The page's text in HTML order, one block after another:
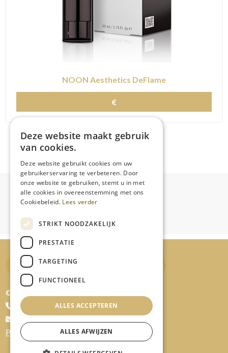
NOON Aesthetics DeFlame
€
Cadeaubon Destelbergen
© Bo.T
+32 479/73.96.66
Privacy
Deze website maakt gebruik
van cookies.
Deze website gebruikt cookies om uw
gebruikerservaring te verbeteren. Door
onze website te gebruiken, stemt u in met
alle cookies in overeenstemming met ons
Cookiebeleid. Lees verder
STRIKT NOODZAKELIJK
PRESTATIE
TARGETING
FUNCTIONEEL
ALLES ACCEPTEREN
ALLES AFWIJZEN